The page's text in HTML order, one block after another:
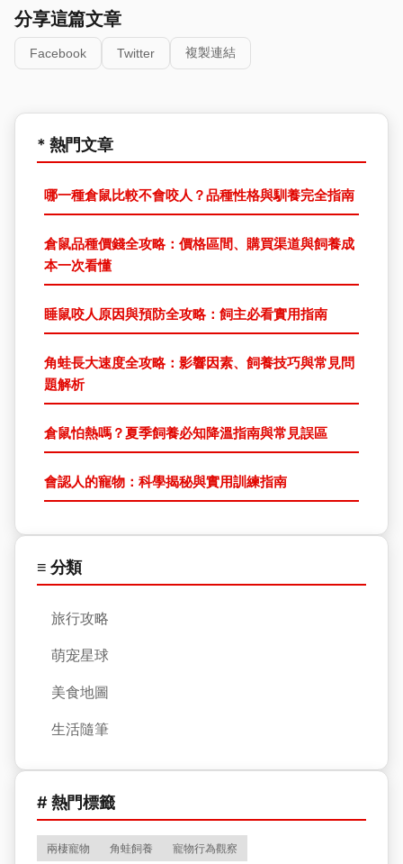
分享這篇文章
Facebook Twitter 複製連結
* 熱門文章
哪一種倉鼠比較不會咬人？品種性格與馴養完全指南
倉鼠品種價錢全攻略：價格區間、購買渠道與飼養成
本一次看懂
睡鼠咬人原因與預防全攻略：飼主必看實用指南
角蛙長大速度全攻略：影響因素、飼養技巧與常見問
題解析
倉鼠怕熱嗎？夏季飼養必知降溫指南與常見誤區
會認人的寵物：科學揭秘與實用訓練指南
≡ 分類
旅行攻略
萌宠星球
美食地圖
生活隨筆
# 熱門標籤
兩棲寵物 角蛙飼養 寵物行為觀察